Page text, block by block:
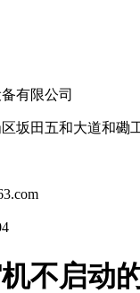
有限公司
坂田五和大道和磡
不启动